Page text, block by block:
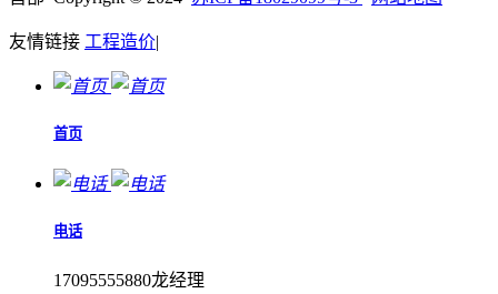
友情链接 工程造价|
首页
电话
17095555880龙经理